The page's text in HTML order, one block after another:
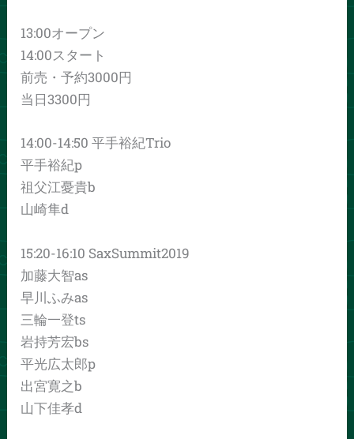
13:00オープン
14:00スタート
前売・予約3000円
当日3300円
14:00-14:50 平手裕紀Trio
平手裕紀p
祖父江憂貴b
山崎隼d
15:20-16:10 SaxSummit2019
加藤大智as
早川ふみas
三輪一登ts
岩持芳宏bs
平光広太郎p
出宮寛之b
山下佳孝d